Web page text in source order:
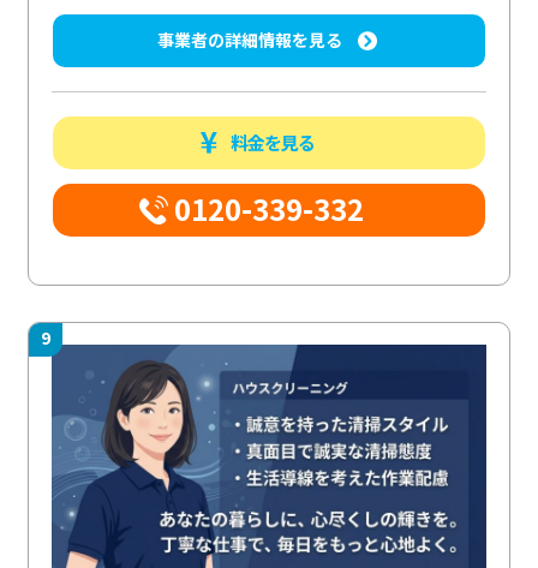
事業者の詳細情報を見る
料金を見る
0120-339-332
9